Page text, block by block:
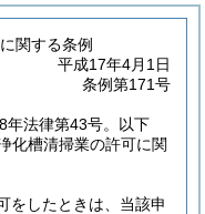
関する条例
平成17年4月1日
条例第171号
年法律第43号。以下
化槽清掃業の許可に関
をしたときは、当該申